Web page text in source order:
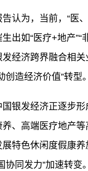
告认为，当前，“医
出如“医疗+地产”“
发经济跨界融合相
创造经济价值”转型。
国银发经济正逐步形
养、高端医疗地产
展特色休闲度假康
协同发力”加速转变。